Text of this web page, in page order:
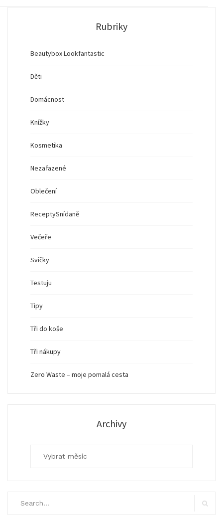
Rubriky
Beautybox Lookfantastic
Děti
Domácnost
Knížky
Kosmetika
Nezařazené
Oblečení
ReceptySnídaně
Večeře
Svíčky
Testuju
Tipy
Tři do koše
Tři nákupy
Zero Waste – moje pomalá cesta
Archivy